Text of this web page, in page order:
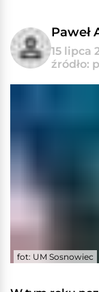
Paweł
15 lipca
źródło:
fot: UM Sosnowiec